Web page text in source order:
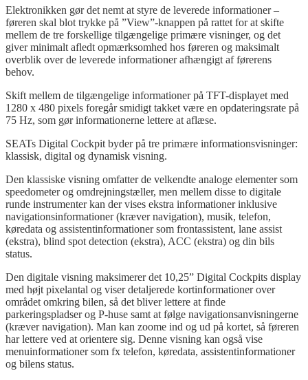
Elektronikken gør det nemt at styre de leverede informationer –
føreren skal blot trykke på ”View”-knappen på rattet for at skifte
mellem de tre forskellige tilgængelige primære visninger, og det
giver minimalt afledt opmærksomhed hos føreren og maksimalt
overblik over de leverede informationer afhængigt af førerens
behov.
Skift mellem de tilgængelige informationer på TFT-displayet med
1280 x 480 pixels foregår smidigt takket være en opdateringsrate på
75 Hz, som gør informationerne lettere at aflæse.
SEATs Digital Cockpit byder på tre primære informationsvisninger:
klassisk, digital og dynamisk visning.
Den klassiske visning omfatter de velkendte analoge elementer som
speedometer og omdrejningstæller, men mellem disse to digitale
runde instrumenter kan der vises ekstra informationer inklusive
navigationsinformationer (kræver navigation), musik, telefon,
køredata og assistentinformationer som frontassistent, lane assist
(ekstra), blind spot detection (ekstra), ACC (ekstra) og din bils
status.
Den digitale visning maksimerer det 10,25” Digital Cockpits display
med højt pixelantal og viser detaljerede kortinformationer over
området omkring bilen, så det bliver lettere at finde
parkeringspladser og P-huse samt at følge navigationsanvisningerne
(kræver navigation). Man kan zoome ind og ud på kortet, så føreren
har lettere ved at orientere sig. Denne visning kan også vise
menuinformationer som fx telefon, køredata, assistentinformationer
og bilens status.